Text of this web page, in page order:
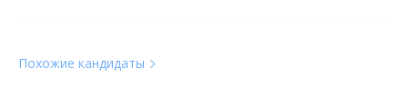
Похожие кандидаты